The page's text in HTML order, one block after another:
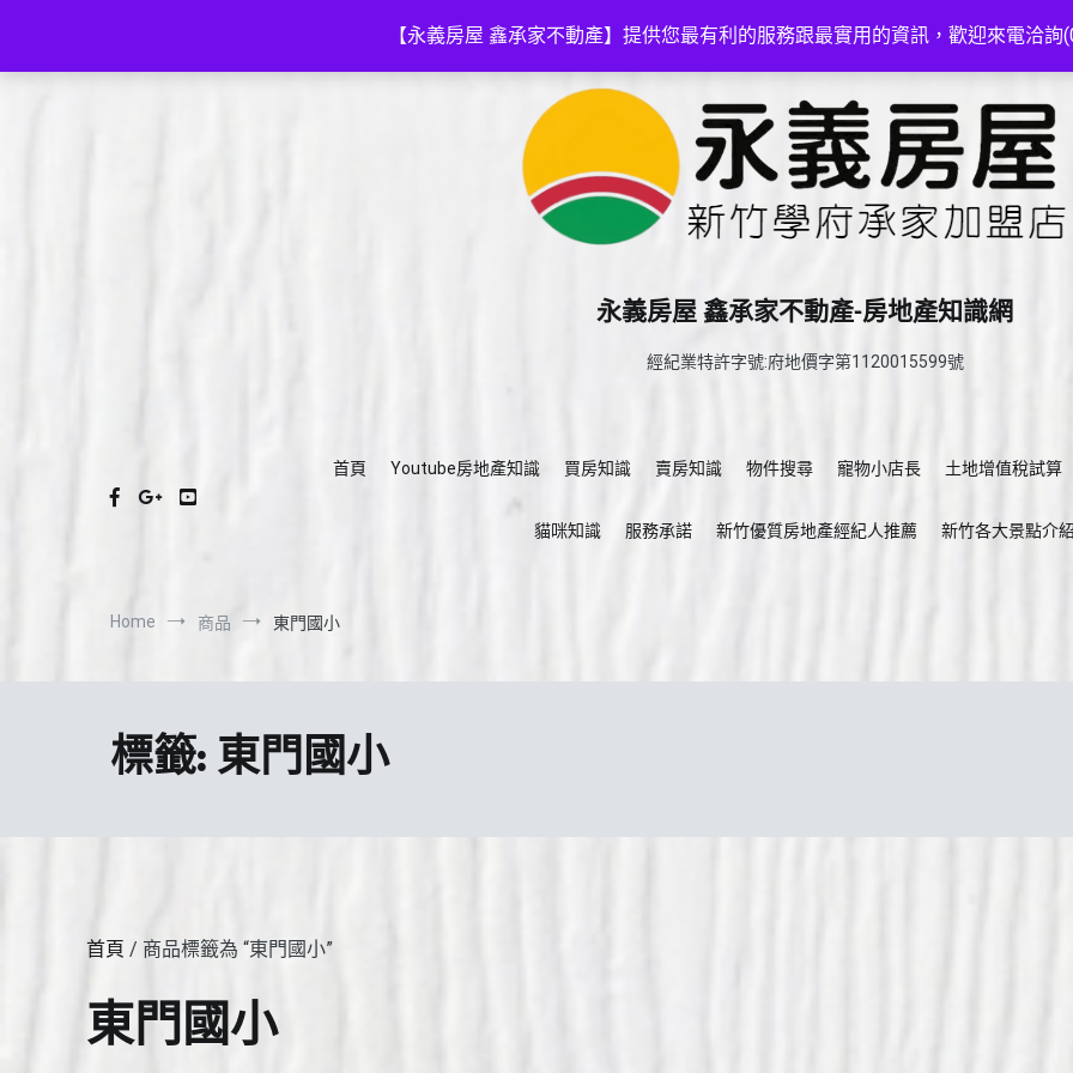
【永義房屋 鑫承家不動產】提供您最有利的服務跟最實用的資訊，歡迎來電洽
a035753111@gmail.com
永義房屋 鑫承家不動產-房地產知識網
經紀業特許字號:府地價字第1120015599號
首頁 Youtube房地產知識 買房知識 賣房知識 物件搜尋 寵物小店長 土地增值稅試算
貓咪知識 服務承諾 新竹優質房地產經紀人推薦 新竹各大景點介
Home 商品 東門國小
標籤:東門國小
首頁 / 商品標籤為 “東門國小”
東門國小